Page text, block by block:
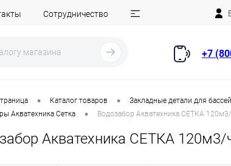
Сотрудничество
+7
• Каталог товаров • Закладные детали для
Акватехника Сетка • Водозабор Акватехника СЕТКА
Акватехника СЕТКА 120м3/